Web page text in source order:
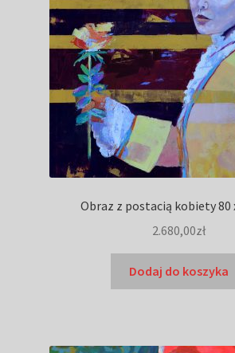
Obraz z postacią kobiety 80
2.680,00zł
Dodaj do koszyka